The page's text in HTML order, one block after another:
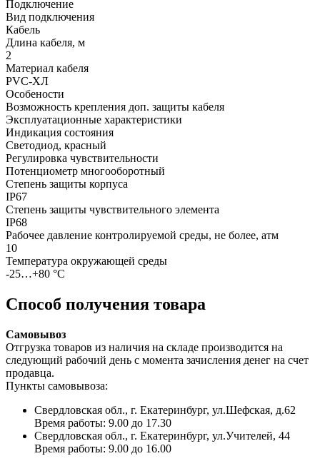
Подключение
Вид подключения
Кабель
Длина кабеля, м
2
Материал кабеля
PVC-ХЛ
Особености
Возможность крепления доп. защиты кабеля
Эксплуатационные характеристики
Индикация состояния
Светодиод, красный
Регулировка чувствительности
Потенциометр многооборотный
Степень защиты корпуса
IP67
Степень защиты чувствительного элемента
IP68
Рабочее давление контролируемой среды, не более, атм
10
Температура окружающей среды
-25…+80 °С
Способ получения товара
Самовывоз
Отгрузка товаров из наличия на складе производится на
следующий рабочий день с момента зачисления денег на счет
продавца.
Пункты самовывоза:
Свердловская обл., г. Екатеринбург, ул.Шефская, д.62
Время работы: 9.00 до 17.30
Свердловская обл., г. Екатеринбург, ул.Учителей, 44
Время работы: 9.00 до 16.00